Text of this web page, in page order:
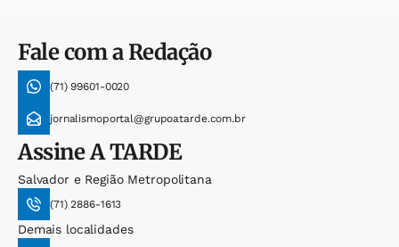
Fale com a Redação
(71) 99601-0020
jornalismoportal@grupoatarde.com.br
AssineA TARDE
Salvador e Região Metropolitana
(71) 2886-1613
Demais localidades